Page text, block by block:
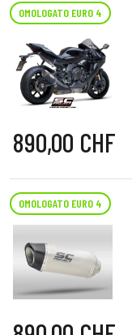
OMOLOGATO EURO 4
890,00 CHF
OMOLOGATO EURO 4